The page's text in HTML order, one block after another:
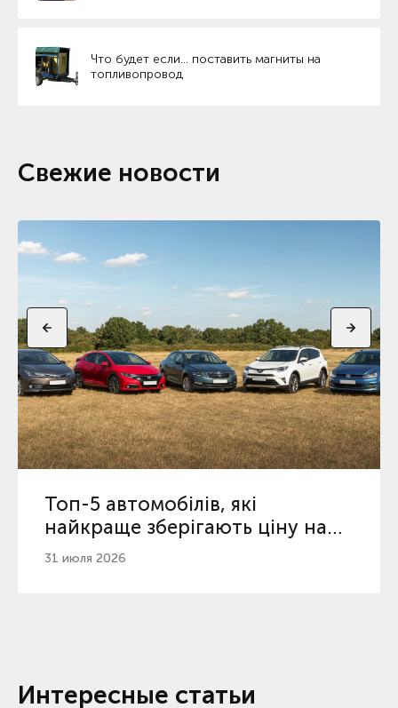
Что будет если… поставить магниты на
топливопровод
Свежие новости
Топ-5 автомобілів, які
найкраще зберігають ціну на
вторинному ринку
31 июля 2026
Интересные статьи